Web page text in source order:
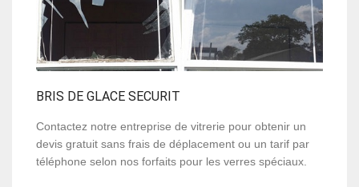
BRIS DE GLACE SECURIT
Contactez notre entreprise de vitrerie pour obtenir un
devis gratuit sans frais de déplacement ou un tarif par
téléphone selon nos forfaits pour les verres spéciaux.